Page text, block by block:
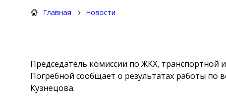
Главная Новости
Председатель комиссии по ЖКХ, транспортной
Погребной сообщает о результатах работы по
Кузнецова.